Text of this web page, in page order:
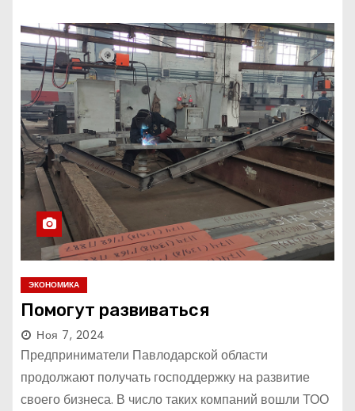
ЭКОНОМИКА
Помогут развиваться
Ноя 7, 2024
Предприниматели Павлодарской области
продолжают получать господдержку на развитие
своего бизнеса. В число таких компаний вошли ТОО